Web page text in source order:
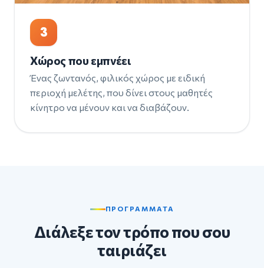
3
Χώρος που εμπνέει
Ένας ζωντανός, φιλικός χώρος με ειδική
περιοχή μελέτης, που δίνει στους μαθητές
κίνητρο να μένουν και να διαβάζουν.
ΠΡΟΓΡΑΜΜΑΤΑ
Διάλεξε τον τρόπο που σου
ταιριάζει